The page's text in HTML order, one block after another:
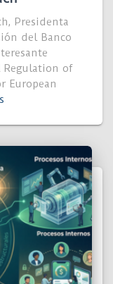
Presidenta
del Banco
Regulation of
European